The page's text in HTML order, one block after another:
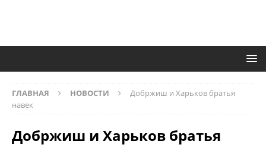
ГЛАВНАЯ НОВОСТИ
Добржиш и Харьков братья
навек
Добржиш и Харьков братья